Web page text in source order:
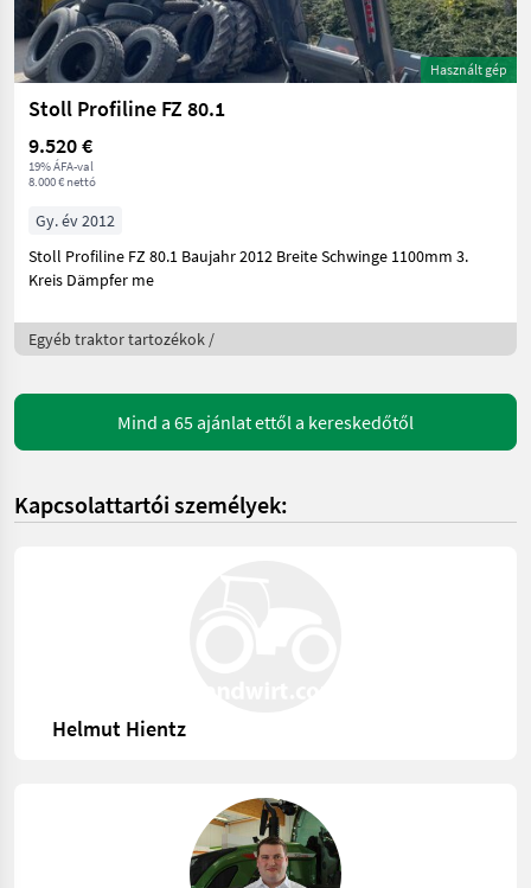
Használt gép
Stoll Profiline FZ 80.1
9.520 €
19% ÁFA-val
8.000 € nettó
Gy. év 2012
Stoll Profiline FZ 80.1 Baujahr 2012 Breite Schwinge 1100mm 3.
Kreis Dämpfer me
Egyéb traktor tartozékok /
Mind a 65 ajánlat ettől a kereskedőtől
Kapcsolattartói személyek:
Helmut Hientz